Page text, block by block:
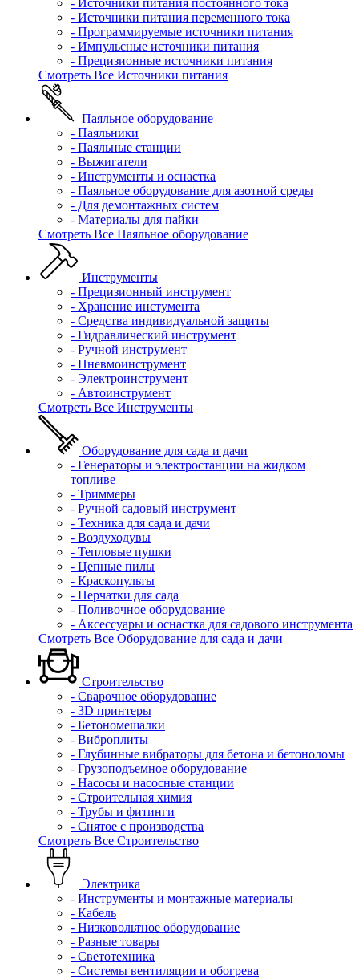
- Источники питания постоянного тока
- Источники питания переменного тока
- Программируемые источники питания
- Импульсные источники питания
- Прецизионные источники питания
Смотреть Все Источники питания
Паяльное оборудование
- Паяльники
- Паяльные станции
- Выжигатели
- Инструменты и оснастка
- Паяльное оборудование для азотной среды
- Для демонтажных систем
- Материалы для пайки
Смотреть Все Паяльное оборудование
Инструменты
- Прецизионный инструмент
- Хранение инстумента
- Средства индивидуальной защиты
- Гидравлический инструмент
- Ручной инструмент
- Пневмоинструмент
- Электроинструмент
- Автоинструмент
Смотреть Все Инструменты
Оборудование для сада и дачи
- Генераторы и электростанции на жидком
топливе
- Триммеры
- Ручной садовый инструмент
- Техника для сада и дачи
- Воздуходувы
- Тепловые пушки
- Цепные пилы
- Краскопульты
- Перчатки для сада
- Поливочное оборудование
- Аксессуары и оснастка для садового инструмента
Смотреть Все Оборудование для сада и дачи
Строительство
- Сварочное оборудование
- 3D принтеры
- Бетономешалки
- Виброплиты
- Глубинные вибраторы для бетона и бетоноломы
- Грузоподъемное оборудование
- Насосы и насосные станции
- Строительная химия
- Трубы и фитинги
- Снятое с производства
Смотреть Все Строительство
Электрика
- Инструменты и монтажные материалы
- Кабель
- Низковольтное оборудование
- Разные товары
- Светотехника
- Системы вентиляции и обогрева